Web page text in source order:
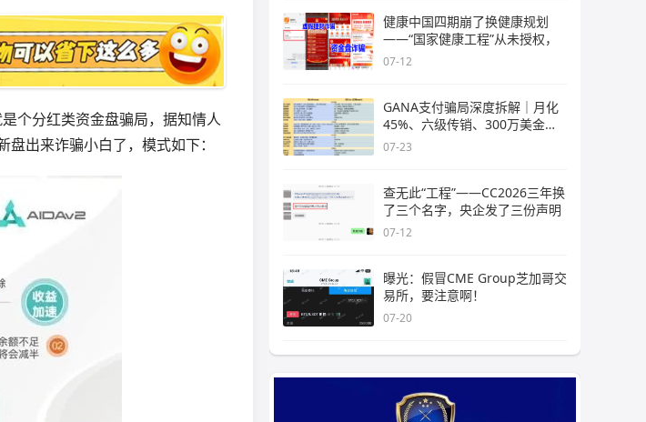
个分红类资金盘骗局，据知情人
出来诈骗小白了，模式如下：
健康中国四期崩了换健康规划
——“国家健康工程”从未授权，
07-12
GANA支付骗局深度拆解｜月化
45%、六级传销、300万美金窟
窿，拉菲
07-23
查无此“工程”——CC2026三年换
了三个名字，央企发了三份声明
07-12
曝光：假冒CME Group芝加哥交
易所，要注意啊！
07-20